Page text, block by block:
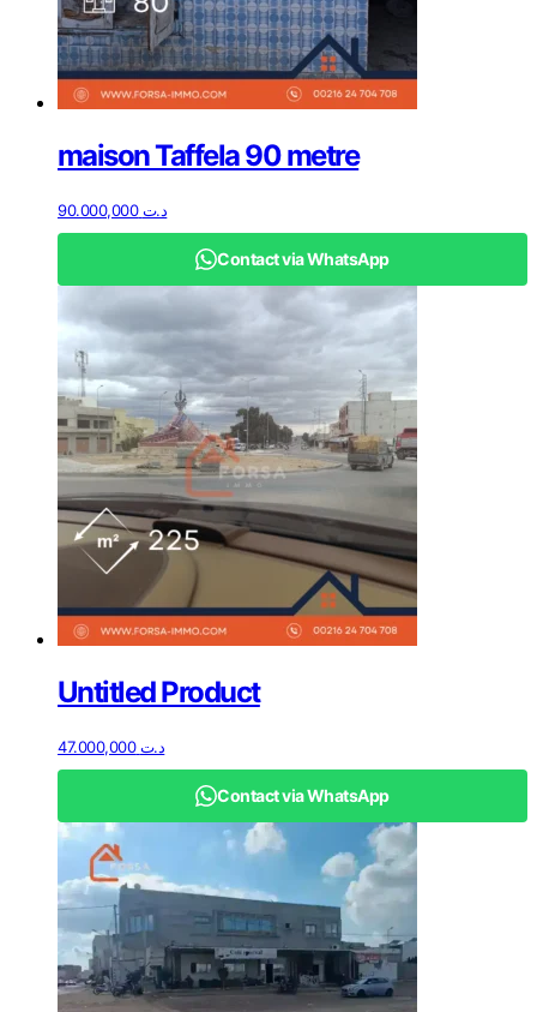
maison Taffela 90 metre
د.ت90.000,000
Contact via WhatsApp
Untitled Product
د.ت47.000,000
Contact via WhatsApp